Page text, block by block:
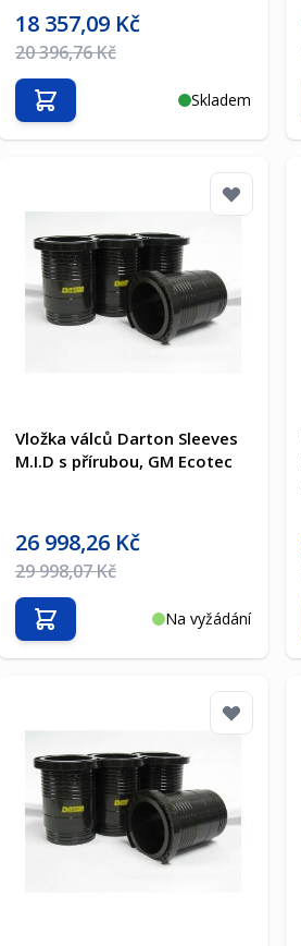
Akční cena
18 357,09 Kč
Běžná cena
20 396,76 Kč
Skladem
Přidat do košíku
Vložka válců Darton Sleeves
M.I.D s přírubou, GM Ecotec
Akční cena
26 998,26 Kč
Běžná cena
29 998,07 Kč
Na vyžádání
Přidat do košíku